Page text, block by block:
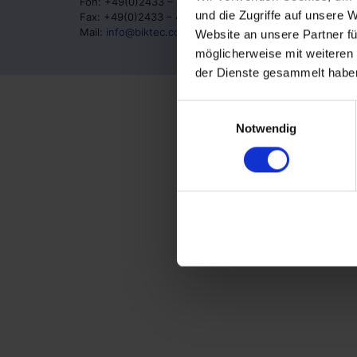
und die Zugriffe auf unsere
Website an unsere Partner
möglicherweise mit
der Dienste gesammelt
Notwendig
Fax: +49(0)2433 – 44666-10
Mail: info@biktec.com